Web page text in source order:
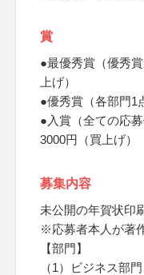
賞
●最優秀賞（優秀
上げ）
●優秀賞（各部門1
●入賞（全ての応
3000円（買上げ）
募集内容
未公開の年賀状印
※応募者本人が著
【部門】
（1）ビジネス部